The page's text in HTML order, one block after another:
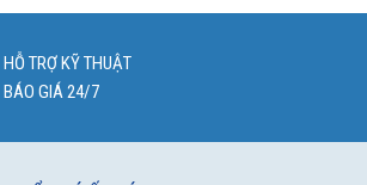
HỖ TRỢ KỸ THUẬT
BÁO GIÁ 24/7